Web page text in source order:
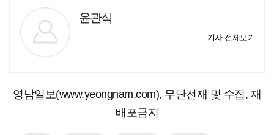
윤관식
기사 전체보기
영남일보(www.yeongnam.com), 무단전재 및 수집, 재
배포금지